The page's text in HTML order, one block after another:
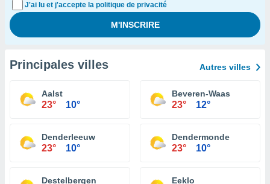
J'ai lu et j'accepte la politique de privacité
Principales villes Autres villes
Aalst
23° 10°
Beveren-Waas
23° 12°
Denderleeuw
23° 10°
Dendermonde
23° 10°
Destelbergen Eeklo